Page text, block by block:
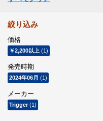
絞り込み
価格
￥2,200以上 (1)
発売時期
2024年06月 (1)
メーカー
Trigger(1)